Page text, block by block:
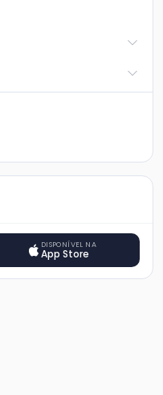
DISPONÍVEL NA
App Store